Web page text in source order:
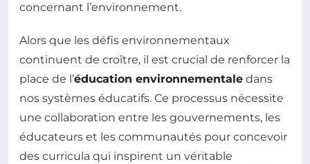
concernant l’environnement.
Alors que les défis environnementaux
continuent de croître, il est crucial de renforcer la
place de l’éducation environnementale dans
nos systèmes éducatifs. Ce processus nécessite
une collaboration entre les gouvernements, les
éducateurs et les communautés pour concevoir
des curricula qui inspirent un véritable